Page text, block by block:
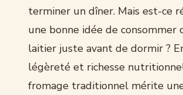
terminer un dîner. Mais est-ce
une bonne idée de consommer
laitier juste avant de dormir ?
légèreté et richesse
fromage traditionnel mérite